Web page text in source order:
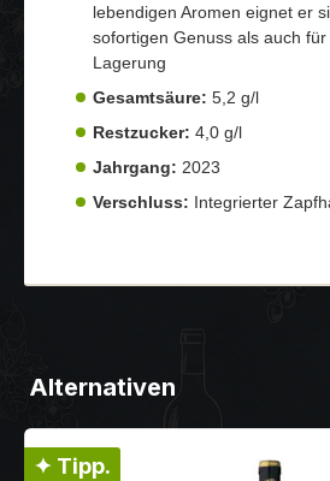
lebendigen Aromen eignet er
sofortigen Genuss als auch
Lagerung
Gesamtsäure: 5,2 g/l
Restzucker: 4,0 g/l
Jahrgang: 2023
Verschluss: Integrierter
Alternativen
✦ Tipp.